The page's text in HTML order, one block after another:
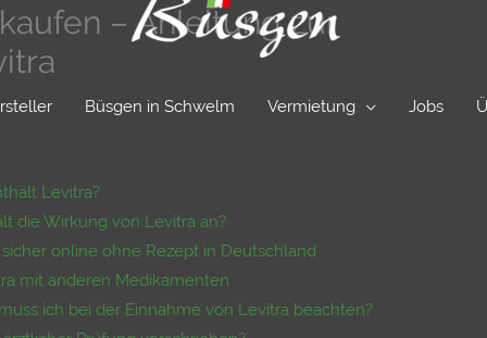
Büsgen in Schwelm Vermietung Jobs
– Anleitung zur
Levitra?
die Wirkung von Levitra an?
online ohne Rezept in Deutschland
mit anderen Medikamenten
ich bei der Einnahme von Levitra beachten?